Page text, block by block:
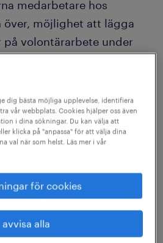
medarbetare hos
över, möjlighet att lägga
volontärarbete under
för sällsynta diagnoser
för barn, ungdomar
ekonomichef kontaktade
Då Ågrenska är en
utan vinstintresse och där
till centret, hade de
för att hitta rätt person
dig bästa möjliga upplevelse, identifiera
vår webbplats. Cookies hjälper oss även
i dina sökningar. Du kan välja att
klicka på "anpassa" för att välja dina
val när som helst. Läs mer i vår
för cookies
avvisa alla